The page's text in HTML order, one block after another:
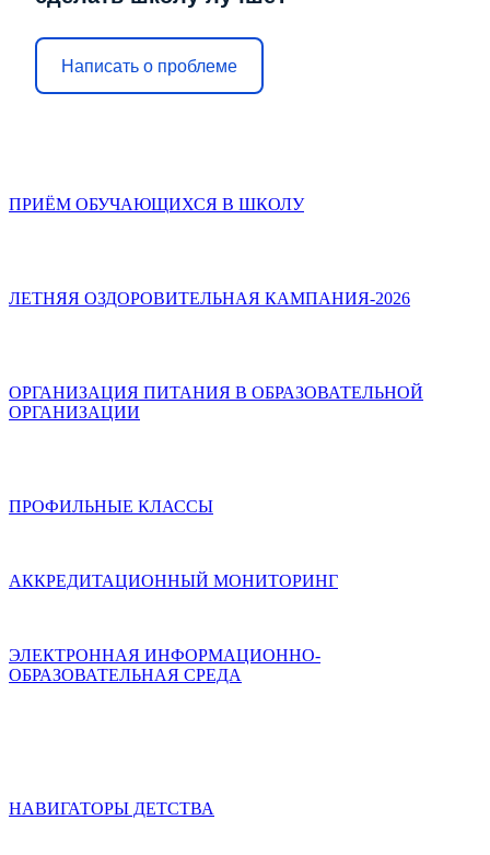
Написать о проблеме
ПРИЁМ ОБУЧАЮЩИХСЯ В ШКОЛУ
ЛЕТНЯЯ ОЗДОРОВИТЕЛЬНАЯ КАМПАНИЯ-2026
ОРГАНИЗАЦИЯ ПИТАНИЯ В ОБРАЗОВАТЕЛЬНОЙ
ОРГАНИЗАЦИИ
ПРОФИЛЬНЫЕ КЛАССЫ
АККРЕДИТАЦИОННЫЙ МОНИТОРИНГ
ЭЛЕКТРОННАЯ ИНФОРМАЦИОННО-
ОБРАЗОВАТЕЛЬНАЯ СРЕДА
НАВИГАТОРЫ ДЕТСТВА